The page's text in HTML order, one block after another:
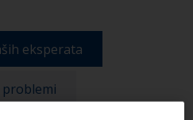
eksperata
problemi